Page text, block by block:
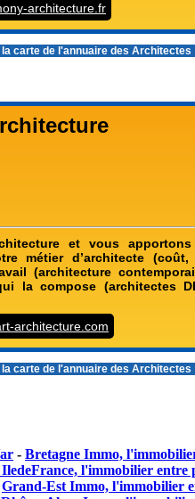
architecture.fr
carte de l'annuaire des
et vous
métier d’architecte (coût,
(architecture
la compose (architectes
architecture.com
carte de l'annuaire des
- Bretagne Immo,
l'immobilier entre
Grand-Est Immo, l'immobilier